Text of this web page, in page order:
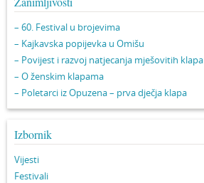
– 60. Festival u brojevima
– Kajkavska popijevka u Omišu
– Povijest i razvoj natjecanja mješovitih klapa
– O ženskim klapama
– Poletarci iz Opuzena – prva dječja klapa
Izbornik
Vijesti
Festivali